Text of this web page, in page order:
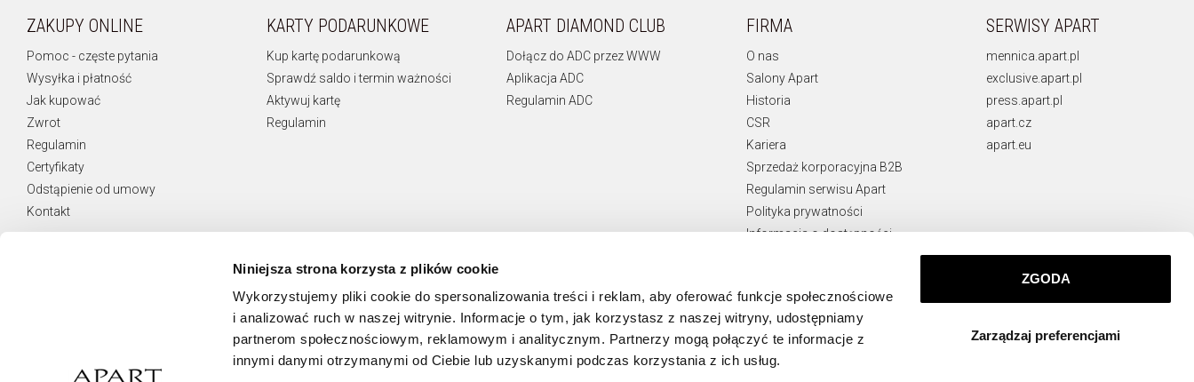
Niniejsza strona korzysta z plików cookie
Wykorzystujemy pliki cookie do spersonalizowania treści i reklam, aby oferować funkcje społecznościowe
i analizować ruch w naszej witrynie. Informacje o tym, jak korzystasz z naszej witryny, udostępniamy
partnerom społecznościowym, reklamowym i analitycznym. Partnerzy mogą połączyć te informacje z
innymi danymi otrzymanymi od Ciebie lub uzyskanymi podczas korzystania z ich usług.
ZGODA
Zarządzaj preferencjami
ZAKUPY ONLINE
Pomoc - częste pytania
Wysyłka i płatność
Jak kupować
Zwrot
Regulamin
Certyfikaty
Odstąpienie od umowy
Kontakt
KARTY PODARUNKOWE
Kup kartę podarunkową
Sprawdź saldo i termin ważności
Aktywuj kartę
Regulamin
APART DIAMOND CLUB
Dołącz do ADC przez WWW
Aplikacja ADC
Regulamin ADC
FIRMA
O nas
Salony Apart
Historia
CSR
Kariera
Sprzedaż korporacyjna B2B
Regulamin serwisu Apart
Polityka prywatności
Informacja o dostępności
SERWISY APART
mennica.apart.pl
exclusive.apart.pl
press.apart.pl
apart.cz
apart.eu
Zamawiam usługę Newsletter i wyrażam zgodę
KONTAKT
info@apart.pl